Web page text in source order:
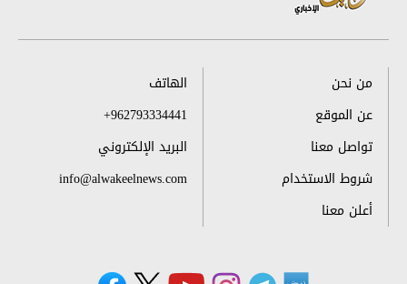
من نحن
عن الموقع
تواصل معنا
شروط الاستخدام
أعلن معنا
الهاتف
+962793334441
البريد الإلكتروني
info@alwakeelnews.com